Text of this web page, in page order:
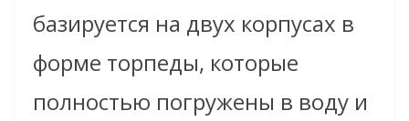
базируется на двух корпусах в
форме торпеды, которые
полностью погружены в воду и